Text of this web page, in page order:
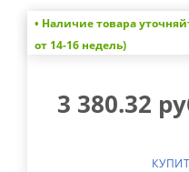
• Наличие товара
от 14-16 недель)
3 380.32